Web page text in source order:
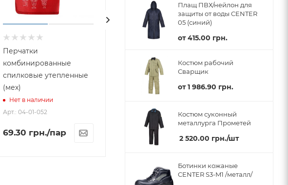
Перчатки
комбинированные
спилковые утепленные
(мех)
Нет в наличии
Арт.: 04-01-052
69.30 грн./пар
DI-254 CENTER
Арт.: 04-01-094
264.00грн.
усилением
Арт.: 04-01-054
250.00
пар
Плащ ПВХ/нейлон для
защиты от воды CENTER
05 (синий)
от415.00 грн.
Костюм рабочий
Сварщик
от1 986.90 грн.
Костюм суконный
металлурга Прометей
2 520.00 грн./шт
Ботинки кожаные
CENTER S3-M1 /металл/